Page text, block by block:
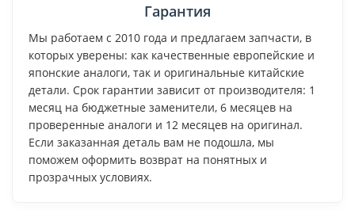
Гарантия
Мы работаем с 2010 года и предлагаем запчасти, в
которых уверены: как качественные европейские и
японские аналоги, так и оригинальные китайские
детали. Срок гарантии зависит от производителя: 1
месяц на бюджетные заменители, 6 месяцев на
проверенные аналоги и 12 месяцев на оригинал.
Если заказанная деталь вам не подошла, мы
поможем оформить возврат на понятных и
прозрачных условиях.